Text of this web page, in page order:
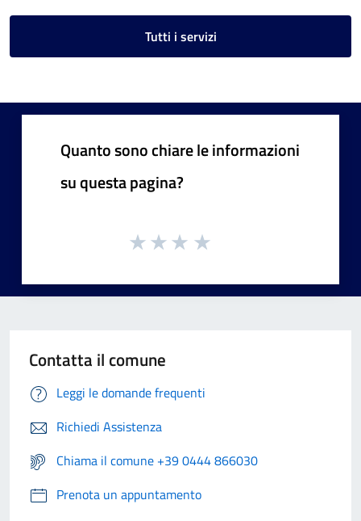
Tutti i servizi
Quanto sono chiare le informazioni
su questa pagina?
Contatta il comune
Leggi le domande frequenti
Richiedi Assistenza
Chiama il comune +39 0444 866030
Prenota un appuntamento